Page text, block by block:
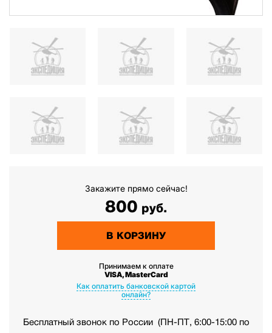
Закажите прямо сейчас!
800 руб.
В КОРЗИНУ
Принимаем к оплате
VISA, MasterCard
Как оплатить банковской картой
онлайн?
Бесплатный звонок по России (ПН-ПТ, 6:00-15:00 по